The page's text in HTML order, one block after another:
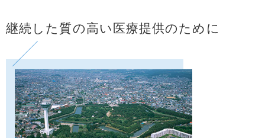
継続した質の高い医療提供のために